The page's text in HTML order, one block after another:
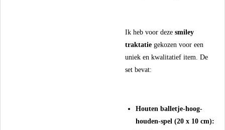
​Ik heb voor deze smiley
traktatie gekozen voor een
uniek en kwalitatief item. De
set bevat:
Houten balletje-hoog-
houden-spel (20 x 10 cm):